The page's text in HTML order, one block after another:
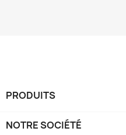
PRODUITS
NOTRE SOCIÉTÉ